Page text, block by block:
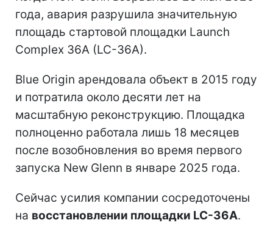
года, авария разрушила значительную
площадь стартовой площадки Launch
Complex 36A (LC-36A).
Blue Origin арендовала объект в 2015 году
и потратила около десяти лет на
масштабную реконструкцию. Площадка
полноценно работала лишь 18 месяцев
после возобновления во время первого
запуска New Glenn в январе 2025 года.
Сейчас усилия компании сосредоточены
на восстановлении площадки LC-36A.